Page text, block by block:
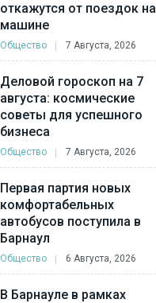
откажутся от поездок на
машине
Общество 7 Августа, 2026
Деловой гороскоп на 7
августа: космические
советы для успешного
бизнеса
Общество 7 Августа, 2026
Первая партия новых
комфортабельных
автобусов поступила в
Барнаул
Общество 6 Августа, 2026
В Барнауле в рамках